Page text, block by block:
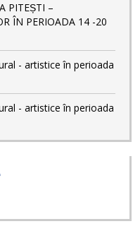
PITEȘTI –
ÎN PERIOADA 14 -20
- artistice în perioada
- artistice în perioada